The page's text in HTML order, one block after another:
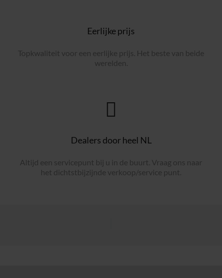
Eerlijke prijs
Topkwaliteit voor een eerlijke prijs. Het beste van beide
werelden.
Dealers door heel NL
Altijd een servicepunt bij u in de buurt. Vraag ons naar
het dichtstbijzijnde verkoop/service punt.